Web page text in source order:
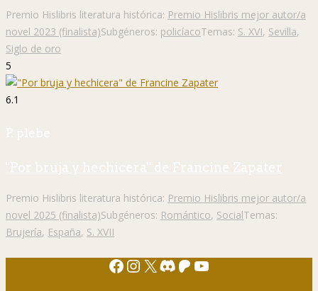
Premio Hislibris literatura histórica: Premio Hislibris mejor autor/a
novel 2023 (finalista)Subgéneros: policíacoTemas: S. XVI, Sevilla,
Siglo de oro
5
6.1
P. plebe
"Por bruja y hechicera" de Francine Zapater
Premio Hislibris literatura histórica: Premio Hislibris mejor autor/a
novel 2025 (finalista)Subgéneros: Romántico, SocialTemas:
Brujería, España, S. XVII
Facebook
Instagram
X Discord
Patreon
YouTube